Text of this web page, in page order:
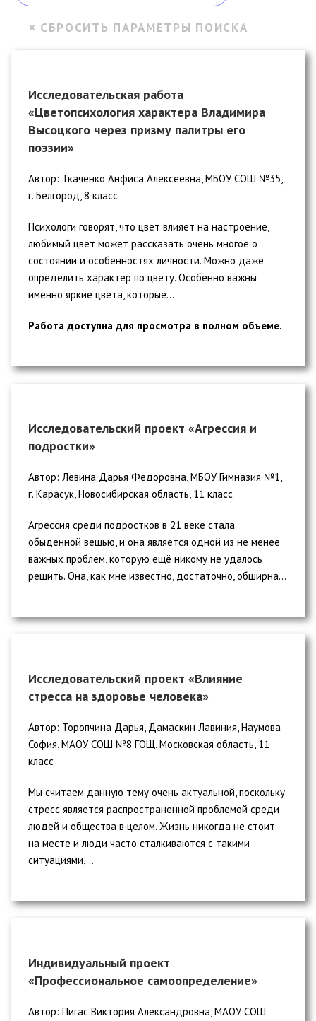
Исследовательская работа
«Цветопсихология характера Владимира
Высоцкого через призму палитры его
поэзии»
Автор: Ткаченко Анфиса Алексеевна, МБОУ СОШ №35,
г. Белгород, 8 класс
Психологи говорят, что цвет влияет на настроение,
любимый цвет может рассказать очень многое о
состоянии и особенностях личности. Можно даже
определить характер по цвету. Особенно важны
именно яркие цвета, которые...
Работа доступна для просмотра в полном объеме.
Исследовательский проект «Агрессия и
подростки»
Автор: Левина Дарья Федоровна, МБОУ Гимназия №1,
г. Карасук, Новосибирская область, 11 класс
Агрессия среди подростков в 21 веке стала
обыденной вещью, и она является одной из не менее
важных проблем, которую ещё никому не удалось
решить. Она, как мне известно, достаточно, обширна...
Исследовательский проект «Влияние
стресса на здоровье человека»
Автор: Торопчина Дарья, Дамаскин Лавиния, Наумова
София, МАОУ СОШ №8 ГОЩ, Московская область, 11
класс
Мы считаем данную тему очень актуальной, поскольку
стресс является распространенной проблемой среди
людей и общества в целом. Жизнь никогда не стоит
на месте и люди часто сталкиваются с такими
ситуациями,...
Индивидуальный проект
«Профессиональное самоопределение»
Автор: Пигас Виктория Александровна, МАОУ СОШ